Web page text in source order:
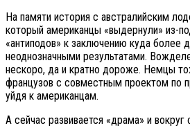
На памяти история с австралийским
который американцы «выдернули» из-
«антиподов» к заключению куда более
неоднозначными результатами.
нескоро, да и кратно дороже. Немцы
французов с совместным проектом по
уйдя к американцам.
А сейчас развивается «драма» и